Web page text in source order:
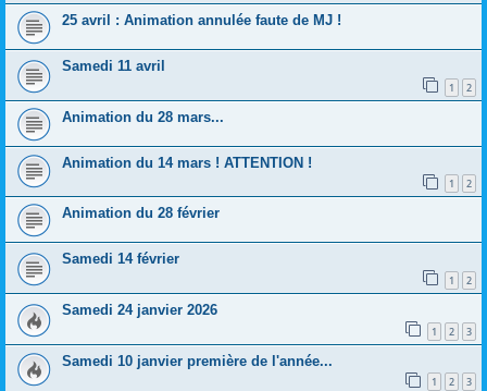
25 avril : Animation annulée faute de MJ !
Samedi 11 avril
1 2
Animation du 28 mars...
Animation du 14 mars ! ATTENTION !
1 2
Animation du 28 février
Samedi 14 février
1 2
Samedi 24 janvier 2026
1 2 3
Samedi 10 janvier première de l'année...
1 2 3